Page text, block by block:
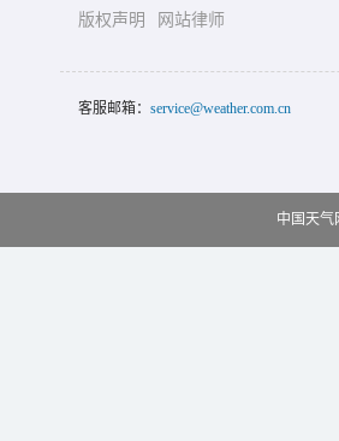
版权声明
网站律师
客服邮箱： service@weather.com.cn
中国天